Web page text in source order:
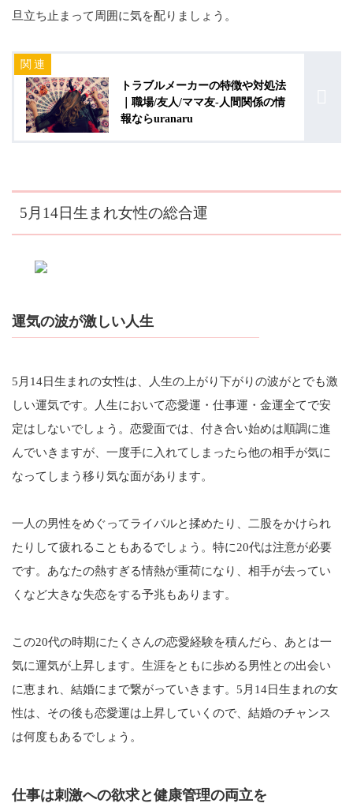
旦立ち止まって周囲に気を配りましょう。
トラブルメーカーの特徴や対処法
｜職場/友人/ママ友-人間関係の情
報ならuranaru
5月14日生まれ女性の総合運
運気の波が激しい人生
5月14日生まれの女性は、人生の上がり下がりの波がとでも激
しい運気です。人生において恋愛運・仕事運・金運全てで安
定はしないでしょう。恋愛面では、付き合い始めは順調に進
んでいきますが、一度手に入れてしまったら他の相手が気に
なってしまう移り気な面があります。
一人の男性をめぐってライバルと揉めたり、二股をかけられ
たりして疲れることもあるでしょう。特に20代は注意が必要
です。あなたの熱すぎる情熱が重荷になり、相手が去ってい
くなど大きな失恋をする予兆もあります。
この20代の時期にたくさんの恋愛経験を積んだら、あとは一
気に運気が上昇します。生涯をともに歩める男性との出会い
に恵まれ、結婚にまで繋がっていきます。5月14日生まれの女
性は、その後も恋愛運は上昇していくので、結婚のチャンス
は何度もあるでしょう。
仕事は刺激への欲求と健康管理の両立を